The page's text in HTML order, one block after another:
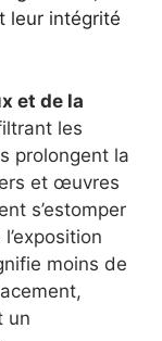
leur intégrité
et de la
les
prolongent la
et œuvres
s’estomper
moins de
un